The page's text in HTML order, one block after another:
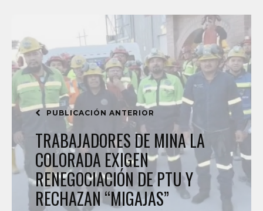
PUBLICACIÓN ANTERIOR
TRABAJADORES DE MINA LA
COLORADA EXIGEN
RENEGOCIACIÓN DE PTU Y
RECHAZAN “MIGAJAS”